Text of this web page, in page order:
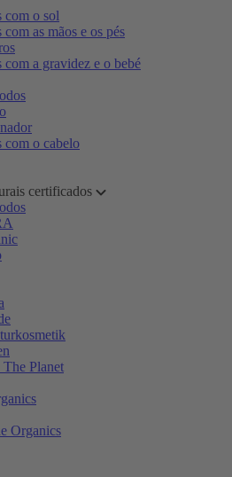
com o sol
as mãos e os pés
com a gravidez e o bebé
com o cabelo
certificados
Planet
Organics